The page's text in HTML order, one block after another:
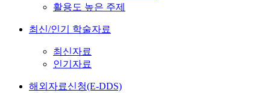
활용도 높은 주제
최신/인기 학술자료
최신자료
인기자료
해외자료신청(E-DDS)